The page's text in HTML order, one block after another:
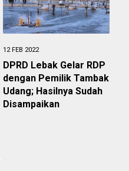
12 FEB 2022
DPRD Lebak Gelar RDP
dengan Pemilik Tambak
Udang; Hasilnya Sudah
Disampaikan